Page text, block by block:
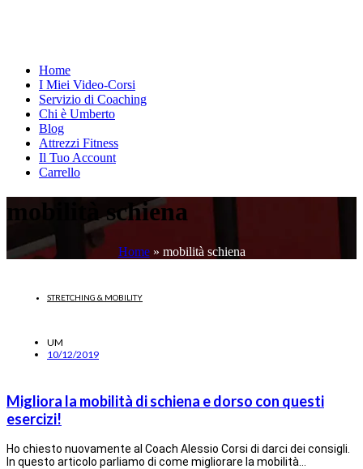
Home
I Miei Video-Corsi
Servizio di Coaching
Chi è Umberto
Blog
Attrezzi Fitness
Il Tuo Account
Carrello
mobilità schiena
Home» mobilità schiena
STRETCHING & MOBILITY
UM
10/12/2019
Migliora la mobilità di schiena e dorso con questi
esercizi!
Ho chiesto nuovamente al Coach Alessio Corsi di darci dei consigli.
In questo articolo parliamo di come migliorare la mobilità…